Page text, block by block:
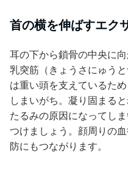
首の横を伸ばすエク
耳の下から鎖骨の中央に
乳突筋（きょうさにゅう
は重い頭を支えているた
しまいがち。凝り固まる
たるみの原因になってし
つけましょう。顔周りの
防にもつながります。